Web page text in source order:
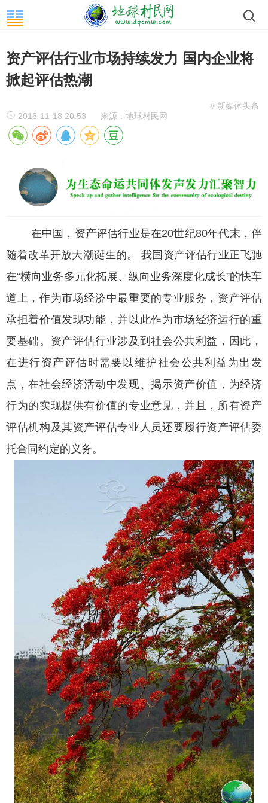
资产评估行业市场持续发力 国内企业将
掀起评估热潮
# 新媒体头条
2016-11-18 20:53
来源：地球村民网
在中国，资产评估行业是在20世纪80年代末，伴
随着改革开放大潮诞生的。 我国资产评估行业正飞驰
在“横向业务多元化拓展、纵向业务深度化成长”的快车
道上，作为市场经济中最重要的专业服务，资产评估
承担着价值发现功能，并以此作为市场经济运行的重
要基础。资产评估行业涉及到社会公共利益，因此，
在进行资产评估时需要以维护社会公共利益为出发
点，在社会经济活动中发现、揭示资产价值，为经济
行为的实现提供有价值的专业意见，并且，所有资产
评估机构及其资产评估专业人员还要履行资产评估委
托合同约定的义务。